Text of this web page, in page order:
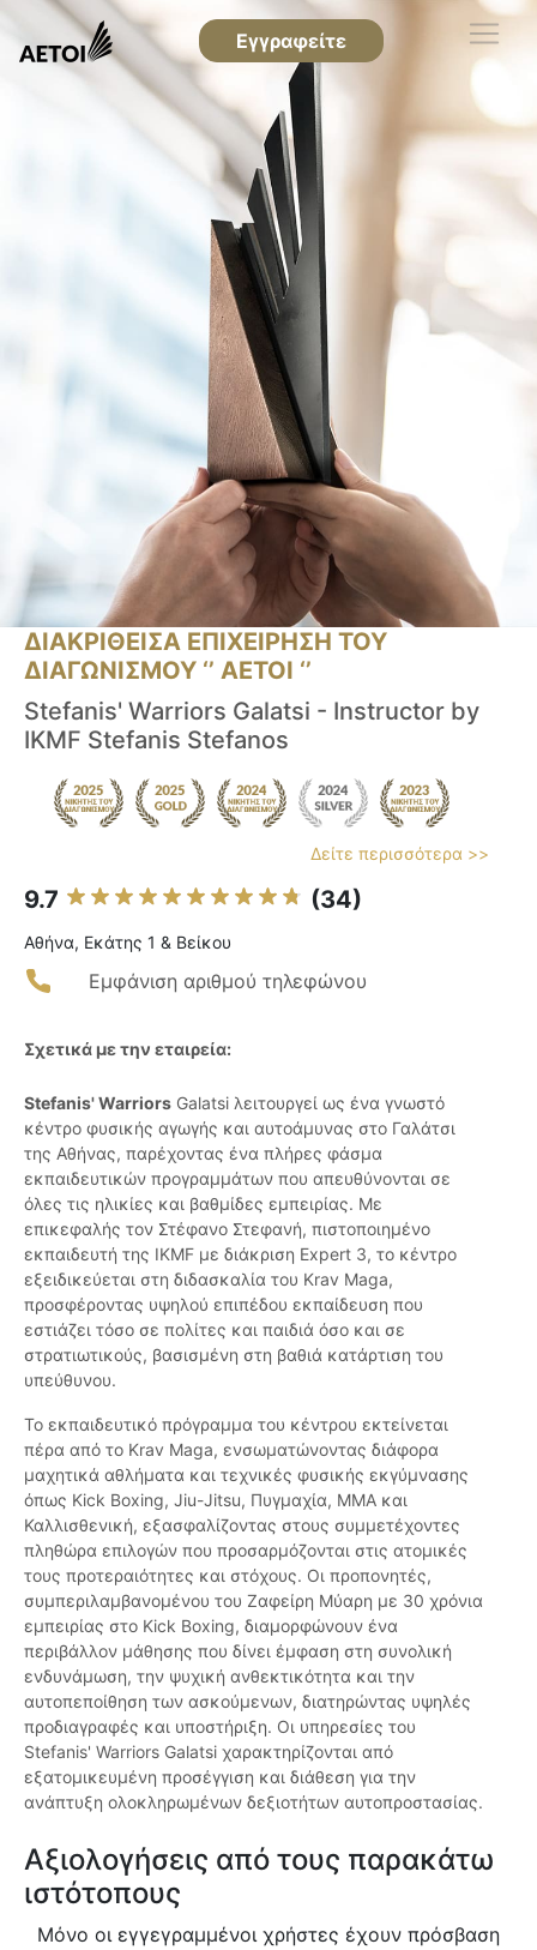
Εγγραφείτε
ΔΙΑΚΡΙΘΕΙΣΑ ΕΠΙΧΕΙΡΗΣΗ ΤΟΥ
ΔΙΑΓΩΝΙΣΜΟΥ ‘’ ΑΕΤΟΙ ‘’
Stefanis' Warriors Galatsi - Instructor by
IKMF Stefanis Stefanos
Δείτε περισσότερα >>
9.7 (34)
Αθήνα, Εκάτης 1 & Βείκου
Εμφάνιση αριθμού τηλεφώνου
Σχετικά με την εταιρεία:
Stefanis' Warriors Galatsi λειτουργεί ως ένα γνωστό
κέντρο φυσικής αγωγής και αυτοάμυνας στο Γαλάτσι
της Αθήνας, παρέχοντας ένα πλήρες φάσμα
εκπαιδευτικών προγραμμάτων που απευθύνονται σε
όλες τις ηλικίες και βαθμίδες εμπειρίας. Με
επικεφαλής τον Στέφανο Στεφανή, πιστοποιημένο
εκπαιδευτή της IKMF με διάκριση Expert 3, το κέντρο
εξειδικεύεται στη διδασκαλία του Krav Maga,
προσφέροντας υψηλού επιπέδου εκπαίδευση που
εστιάζει τόσο σε πολίτες και παιδιά όσο και σε
στρατιωτικούς, βασισμένη στη βαθιά κατάρτιση του
υπεύθυνου.
Το εκπαιδευτικό πρόγραμμα του κέντρου εκτείνεται
πέρα από το Krav Maga, ενσωματώνοντας διάφορα
μαχητικά αθλήματα και τεχνικές φυσικής εκγύμνασης
όπως Kick Boxing, Jiu-Jitsu, Πυγμαχία, MMA και
Καλλισθενική, εξασφαλίζοντας στους συμμετέχοντες
πληθώρα επιλογών που προσαρμόζονται στις ατομικές
τους προτεραιότητες και στόχους. Οι προπονητές,
συμπεριλαμβανομένου του Ζαφείρη Μύαρη με 30 χρόνια
εμπειρίας στο Kick Boxing, διαμορφώνουν ένα
περιβάλλον μάθησης που δίνει έμφαση στη συνολική
ενδυνάμωση, την ψυχική ανθεκτικότητα και την
αυτοπεποίθηση των ασκούμενων, διατηρώντας υψηλές
προδιαγραφές και υποστήριξη. Οι υπηρεσίες του
Stefanis' Warriors Galatsi χαρακτηρίζονται από
εξατομικευμένη προσέγγιση και διάθεση για την
ανάπτυξη ολοκληρωμένων δεξιοτήτων αυτοπροστασίας.
Αξιολογήσεις από τους παρακάτω
ιστότοπους
Μόνο οι εγγεγραμμένοι χρήστες έχουν πρόσβαση